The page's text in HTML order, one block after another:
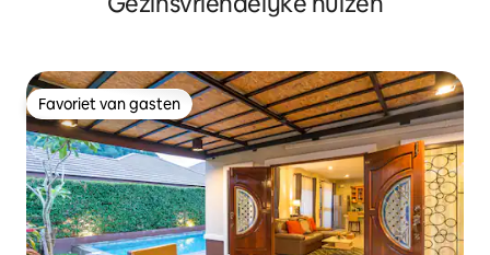
Favoriet van gasten
Favoriet van gasten